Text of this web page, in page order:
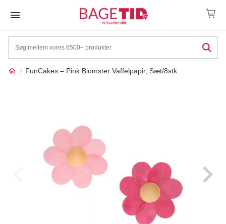
FunCakes – Pink Blomster Vaffelpapir, Sæt/8stk.
interesse?